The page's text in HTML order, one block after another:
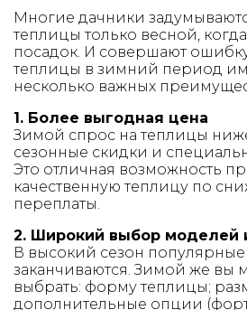
Многие дачники
теплицы только весной,
посадок. И совершают
теплицы в зимний период
несколько важных
1. Более выгодная цена
Зимой спрос на теплицы
сезонные скидки и
Это отличная возможность
качественную теплицу по
переплаты.
2. Широкий выбор моделей
В высокий сезон
заканчиваются. Зимой же вы
выбрать: форму теплицы;
дополнительные опции